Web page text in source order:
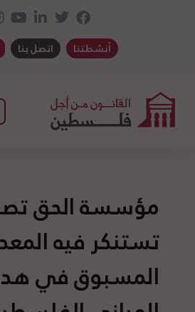
أنشطتنا اتصل بنا
مؤسسة الحق
تستنكر فيه
المسبوق في